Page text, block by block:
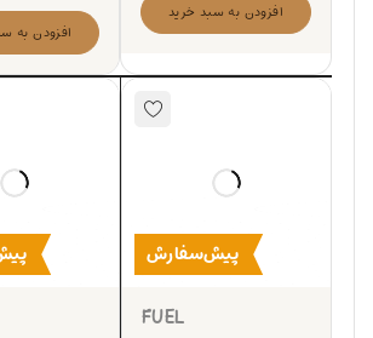
افزودن به سبد خرید
افزودن به
پیش‌سفارش
FUEL